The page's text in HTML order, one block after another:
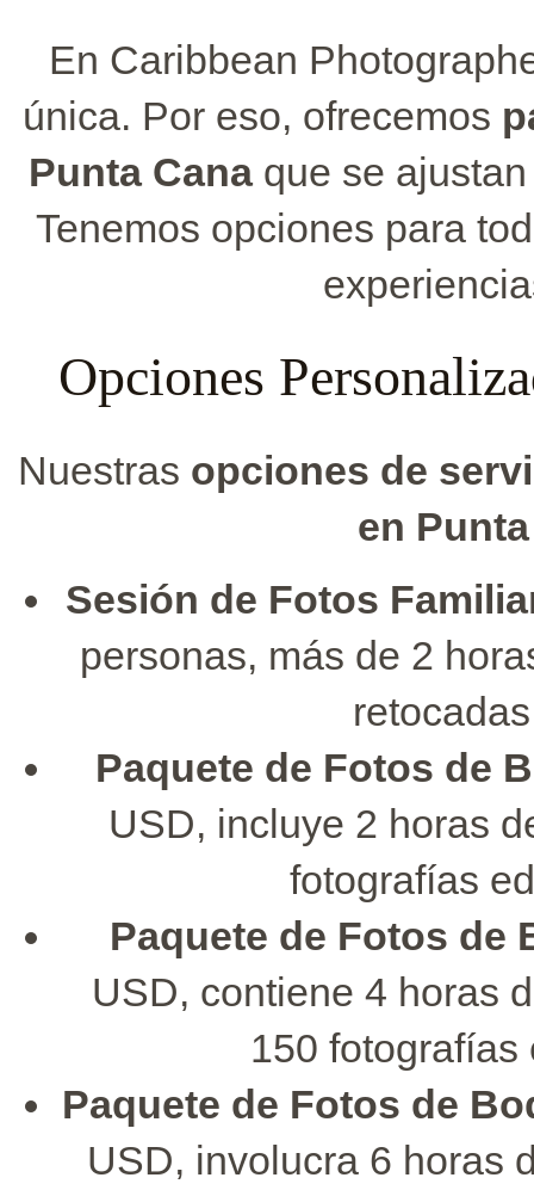
En Caribbean
única. Por eso, ofrecemos
Punta Canaque se ajustan
Tenemos opciones para
Opciones
Nuestras opciones de
en
Sesión de Fotos
personas, más de 2
Paquete de Fotos de
USD, incluye 2 horas
fotografías
Paquete de Fotos de
USD, contiene 4 horas
150
Paquete de Fotos de
USD, involucra 6 horas